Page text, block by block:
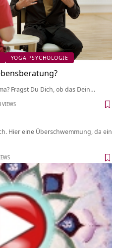
YOGA PSYCHOLOGIE
Fragst Du Dich, ob das Dein…
VIEWS
Hier eine Überschwemmung, da ein